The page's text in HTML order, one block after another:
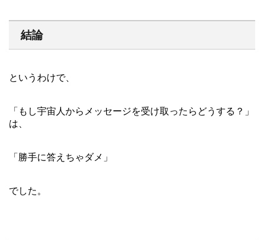
結論
というわけで、
「もし宇宙人からメッセージを受け取ったらどうする？」
は、
「勝手に答えちゃダメ」
でした。